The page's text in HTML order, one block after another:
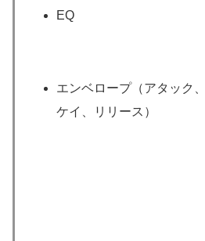
EQ
エンベロープ（アタック
ケイ、リリース）